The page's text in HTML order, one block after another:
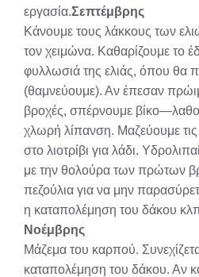
εργασία.Σεπτέμβρης
Κάνουμε τους λάκκους των
τον χειμώνα. Καθαρίζουμε το
φυλλωσιά της ελιάς, όπου θα
(θαμνεύουμε). Αν έπεσαν
βροχές, σπέρνουμε
χλωρή λίπανση. Μαζεύουμε τις
στο λιοτρίβι για λάδι.
με την θολούρα των πρώτων
πεζούλια για να μην
η καταπολέμηση του δάκου
Νοέμβρης
Μάζεμα του καρπού.
καταπολέμηση του δάκου. Αν